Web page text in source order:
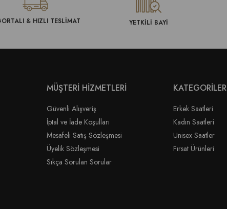
& HIZLI TESLİMAT YETKİLİ BAYİ
MÜŞTERİ HİZMETLERİ
Güvenli Alışveriş
İptal ve İade Koşulları
Mesafeli Satış Sözleşmesi
Üyelik Sözleşmesi
Sıkça Sorulan Sorular
KATEGORİLER
Erkek Saatleri
Kadın Saatleri
Unisex Saatler
Fırsat Ürünleri